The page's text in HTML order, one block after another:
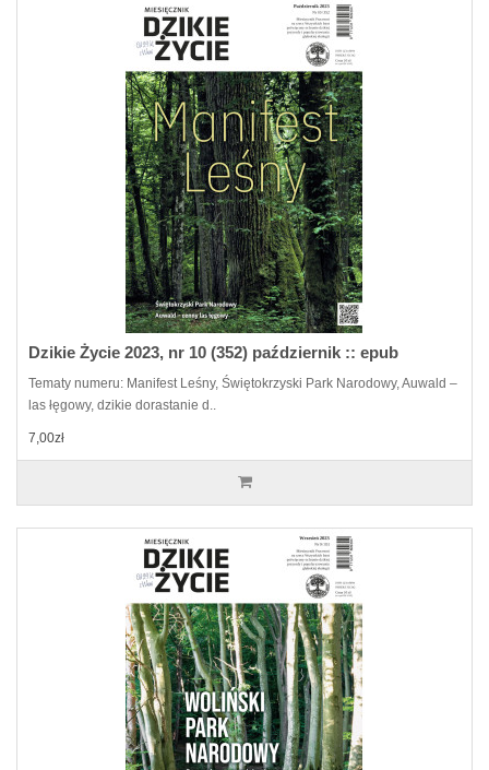
Dzikie Życie 2023, nr 10 (352) październik :: epub
Tematy numeru: Manifest Leśny, Świętokrzyski Park Narodowy, Auwald –
las łęgowy, dzikie dorastanie d..
7,00zł